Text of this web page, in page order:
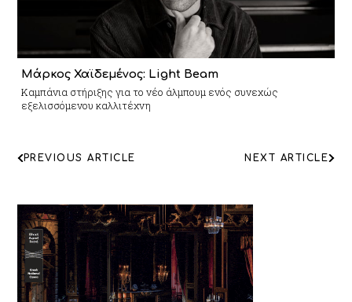
Μάρκος Χαϊδεμένος: Light Beam
Καμπάνια στήριξης για το νέο άλμπουμ ενός συνεχώς
εξελισσόμενου καλλιτέχνη
ΠΛΟΗΓΗΣΗ
NEXT ARTICLE
PREVIOUS ARTICLE